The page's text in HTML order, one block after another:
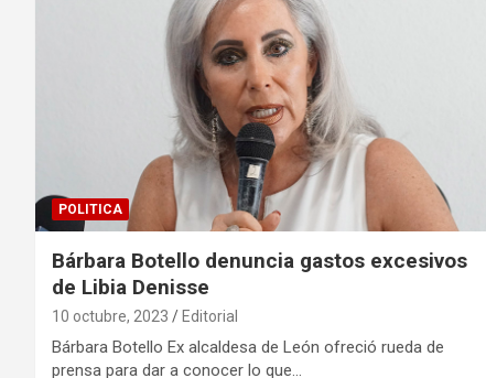
POLITICA
Bárbara Botello denuncia gastos excesivos
de Libia Denisse
10 octubre, 2023 Editorial
Bárbara Botello Ex alcaldesa de León ofreció rueda de
prensa para dar a conocer lo que…